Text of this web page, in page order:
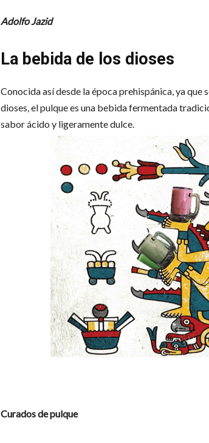
Adolfo Jazid
La bebida de los dioses
Conocida así desde la época prehispánica, ya
dioses, el pulque es una bebida fermentada
sabor ácido y ligeramente dulce.
Curados de pulque